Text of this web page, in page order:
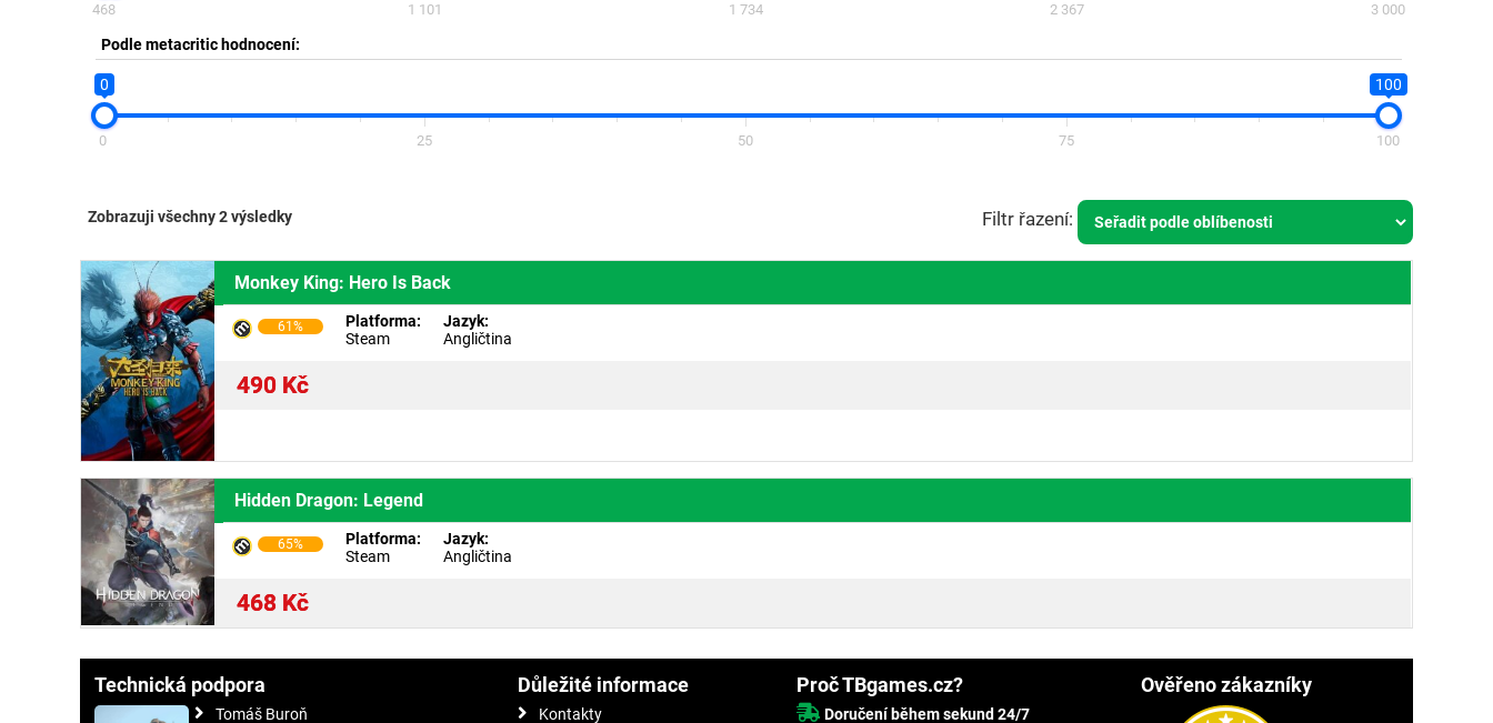
468 1 101 1 734 2 367 3 000
Podle metacritic hodnocení:
0 100
0 25 50 75 100
Zobrazuji všechny 2 výsledky
Monkey King: Hero Is Back
61%
Platforma:
Steam
Jazyk:
Angličtina
490 Kč
Hidden Dragon: Legend
65%
Platforma:
Steam
Jazyk:
Angličtina
468 Kč
Technická podpora
Tomáš Buroň
Důležité informace
Kontakty
Proč TBgames.cz?
Doručení během sekund 24/7
Ověřeno zákazníky